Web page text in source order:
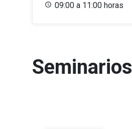
09:00 a 11:00 horas
Seminarios